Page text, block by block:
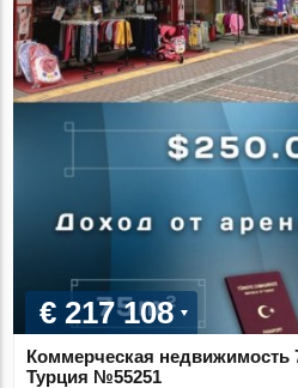
€ 217 108
Коммерческая недвижимость
Турция №55251